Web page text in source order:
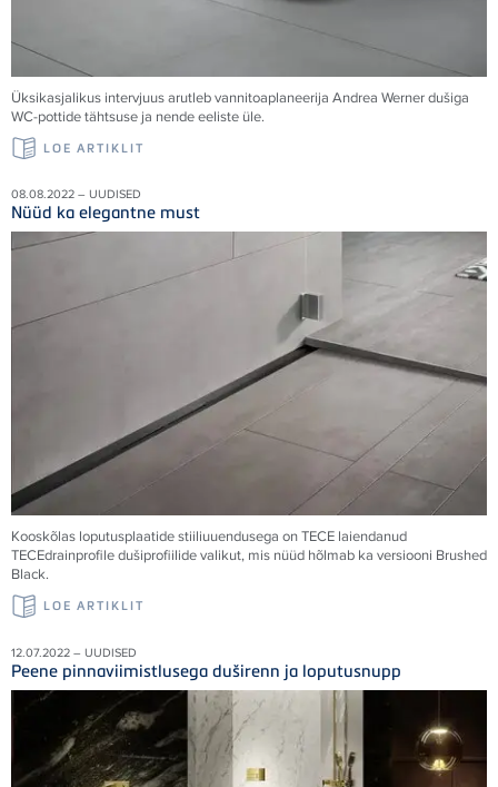
Üksikasjalikus intervjuus arutleb vannitoaplaneerija Andrea Werner dušiga
WC-pottide tähtsuse ja nende eeliste üle.
LOE ARTIKLIT
08.08.2022 – UUDISED
Nüüd ka elegantne must
Kooskõlas loputusplaatide stiiliuuendusega on TECE laiendanud
TECEdrainprofile dušiprofiilide valikut, mis nüüd hõlmab ka versiooni Brushed
Black.
LOE ARTIKLIT
12.07.2022 – UUDISED
Peene pinnaviimistlusega duširenn ja loputusnupp